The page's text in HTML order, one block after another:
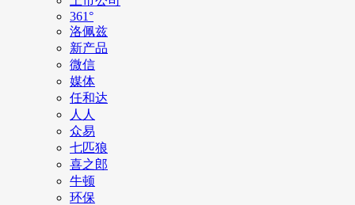
361°
洛佩兹
新产品
微信
媒体
任和达
人人
众易
七匹狼
喜之郎
牛顿
环保